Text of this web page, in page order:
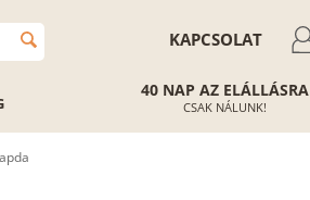
KAPCSOLAT
40 NAP AZ ELÁLLÁSRA
CSAK NÁLUNK!